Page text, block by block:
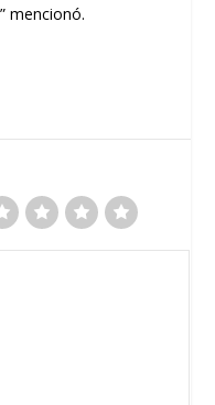
mencionó.